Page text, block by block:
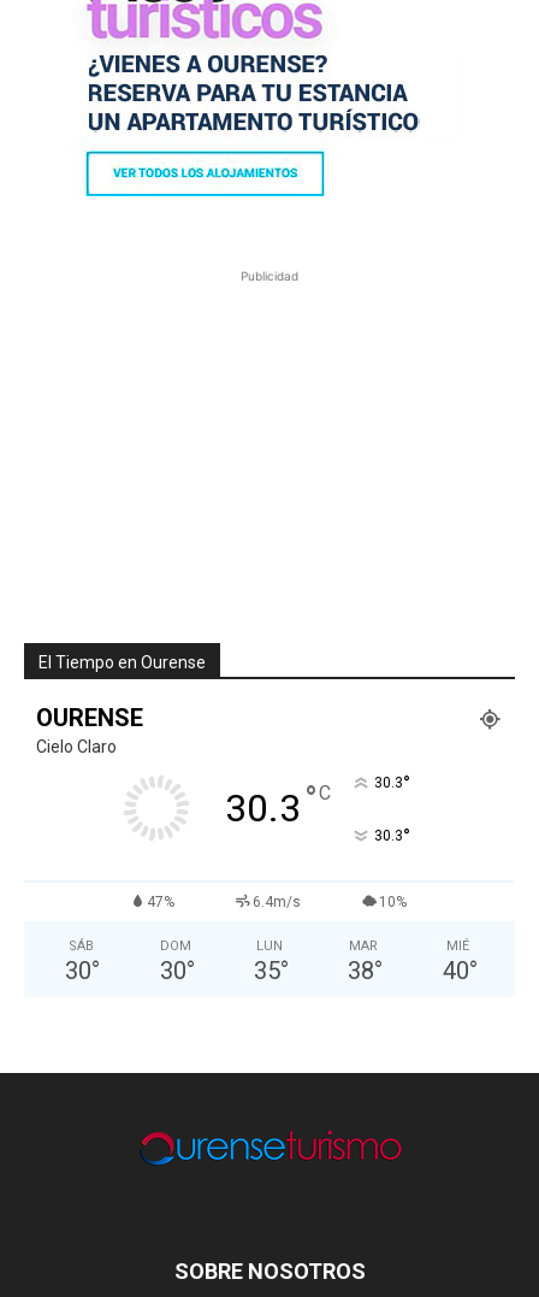
Publicidad
El Tiempo en Ourense
OURENSE
Cielo Claro
30.3 °C 30.3°
30.3°
47% 6.4m/s 10%
SÁB
30°
DOM
30°
LUN
35°
MAR
38°
MIÉ
40°
SOBRE NOSOTROS